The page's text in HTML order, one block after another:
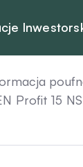
Profit 15